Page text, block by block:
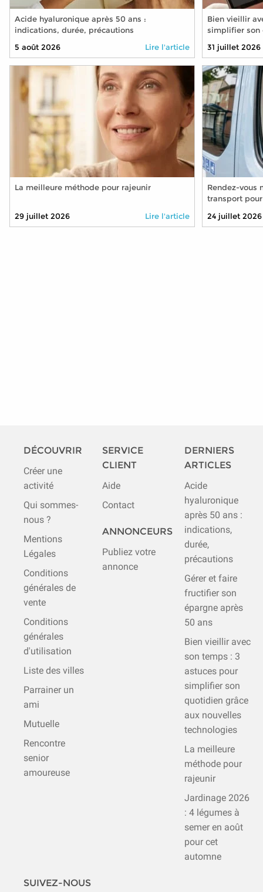
Acide hyaluronique après 50 ans :
indications, durée, précautions
5 août 2026
Lire l'article
Bien vieillir
simplifier son
31 juillet 2026
La meilleure méthode pour rajeunir
29 juillet 2026 Lire l'article
Rendez-vous
transport
24 juillet 2026
DÉCOUVRIR
Créer une
activité
Qui sommes-
nous ?
Mentions
Légales
Conditions
générales de
vente
Conditions
générales
d'utilisation
Liste des villes
Parrainer un
ami
Mutuelle
Rencontre
senior
amoureuse
SERVICE
CLIENT
Aide
Contact
ANNONCEURS
Publiez votre
annonce
DERNIERS
ARTICLES
Acide
hyaluronique
après 50 ans :
indications,
durée,
précautions
Gérer et faire
fructifier son
épargne après
50 ans
Bien vieillir avec
son temps : 3
astuces pour
simplifier son
quotidien grâce
aux nouvelles
technologies
La meilleure
méthode pour
rajeunir
Jardinage 2026
: 4 légumes à
semer en août
pour cet
automne
SUIVEZ-NOUS